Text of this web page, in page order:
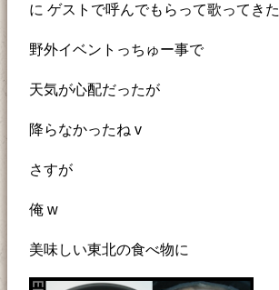
に ゲストで呼んでもらって歌ってきた
野外イベントっちゅー事で
天気が心配だったが
降らなかったね v
さすが
俺 w
美味しい東北の食べ物に